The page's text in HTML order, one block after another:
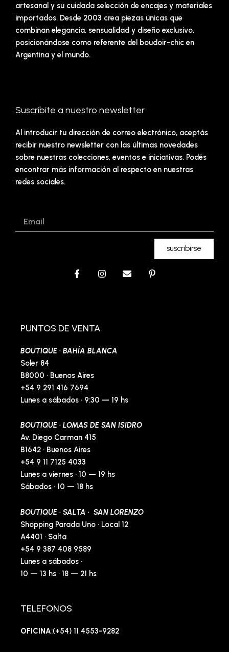
artesanal y su cuidada selección de encajes y materiales
importados. Desde 2003 crea piezas únicas que
combinan elegancia, sensualidad y diseño exclusivo,
posicionándose como referente del boudoir-chic en
Argentina y el mundo.
Suscribite a nuestro newsletter
Al introducir tu dirección de correo electrónico, aceptás
recibir nuestro newsletter con las últimas novedades
sobre nuestras colecciones, eventos e iniciativas. Podés
encontrar más información al respecto en nuestras
redes sociales.
suscribirse
F
a
o
k
f
I
E
P
PUNTOS DE VENTA
BOUTIQUE · BAHÍA BLANCA
Soler 84
B8000 · Buenos Aires
+54 9 291 416 7694
Lunes a sábados · 9:30 — 19 hs
BOUTIQUE · LOMAS DE SAN ISIDRO
Av. Diego Carman 415
B1642 · Buenos Aires
+54 9 11 7125 4033
Lunes a viernes · 10 — 19 hs
Sábados · 10 — 18 hs
BOUTIQUE · SALTA · SAN LORENZO
Shopping Parada Uno · Local 12
A4401 · Salta
+54 9 387 408 9589
Lunes a sábados ·
10 — 13 hs · 18 — 21 hs
TELEFONOS
OFICINA:(+54) 11 4553-9282